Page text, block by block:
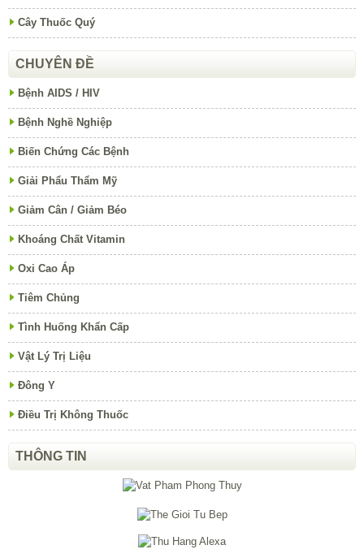
Cây Thuốc Quý
CHUYÊN ĐỀ
Bệnh AIDS / HIV
Bệnh Nghề Nghiệp
Biến Chứng Các Bệnh
Giải Phẩu Thẩm Mỹ
Giảm Cân / Giảm Béo
Khoáng Chất Vitamin
Oxi Cao Áp
Tiêm Chủng
Tình Huống Khẩn Cấp
Vật Lý Trị Liệu
Đông Y
Điều Trị Không Thuốc
THÔNG TIN